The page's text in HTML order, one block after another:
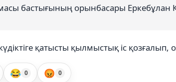
бастығының орынбасары
күдіктіге қатысты қылмыстық іс
😂 0 😡 0